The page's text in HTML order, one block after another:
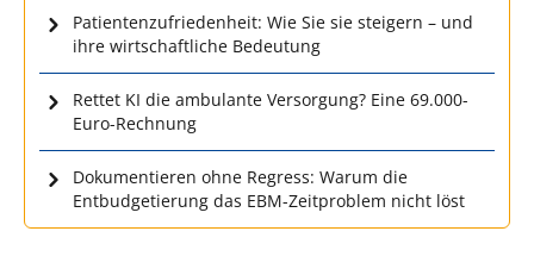
Patientenzufriedenheit: Wie Sie sie steigern – und
ihre wirtschaftliche Bedeutung
Rettet KI die ambulante Versorgung? Eine 69.000-
Euro-Rechnung
Dokumentieren ohne Regress: Warum die
Entbudgetierung das EBM-Zeitproblem nicht löst